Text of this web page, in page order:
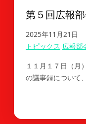
第５回広報
2025年11月21日
トピックス 広報部
１１月１７日（月
の議事録について